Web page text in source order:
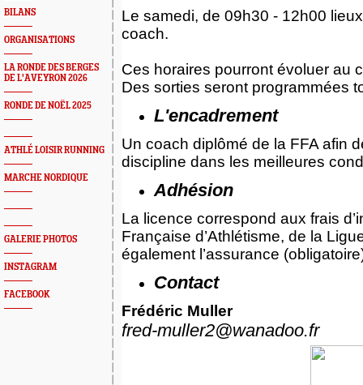
BILANS
ORGANISATIONS
LA RONDE DES BERGES
DE L'AVEYRON 2026
RONDE DE NOËL 2025
ATHLÉ LOISIR RUNNING
MARCHE NORDIQUE
GALERIE PHOTOS
INSTAGRAM
FACEBOOK
Le samedi, de 09h30 - 12h00
coach.
Ces horaires pourront évoluer au
Des sorties seront programmées
L'encadrement
Un coach diplômé de la FFA afin
discipline dans les meilleures
Adhésion
La licence correspond aux frais
Française d’Athlétisme, de la
également l’assurance
Contact
Frédéric Muller
fred-muller2@wanadoo.fr